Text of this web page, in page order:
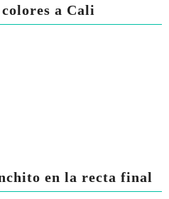
a Cali
en la recta final